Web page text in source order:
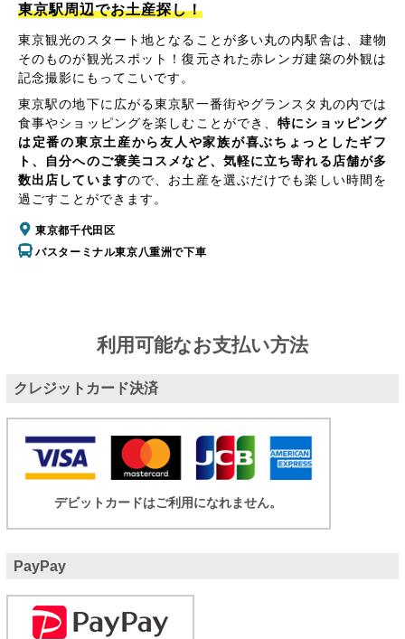
東京駅周辺でお土産探し！
東京観光のスタート地となることが多い丸の内駅舎は、建物
そのものが観光スポット！復元された赤レンガ建築の外観は
記念撮影にもってこいです。
東京駅の地下に広がる東京駅一番街やグランスタ丸の内では
食事やショッピングを楽しむことができ、特にショッピング
は定番の東京土産から友人や家族が喜ぶちょっとしたギフ
ト、自分へのご褒美コスメなど、気軽に立ち寄れる店舗が多
数出店していますので、お土産を選ぶだけでも楽しい時間を
過ごすことができます。
東京都千代田区
バスターミナル東京八重洲で下車
利用可能なお支払い方法
クレジットカード決済
デビットカードはご利用になれません。
PayPay